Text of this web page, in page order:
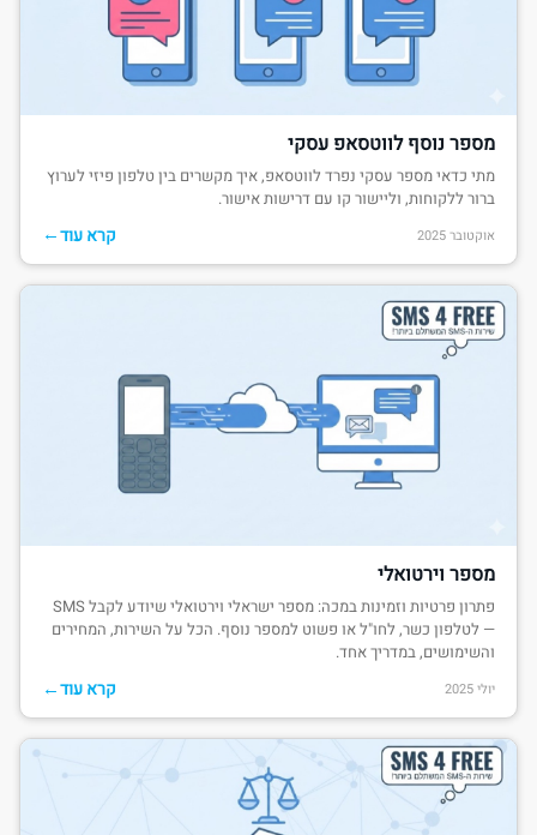
מספר נוסף לווטסאפ עסקי
מתי כדאי מספר עסקי נפרד לווטסאפ, איך מקשרים בין טלפון פיזי לערוץ
ברור ללקוחות, וליישור קו עם דרישות אישור.
אוקטובר 2025 קרא עוד←
מספר וירטואלי
פתרון פרטיות וזמינות במכה: מספר ישראלי וירטואלי שיודע לקבל SMS
— לטלפון כשר, לחו"ל או פשוט למספר נוסף. הכל על השירות, המחירים
והשימושים, במדריך אחד.
יולי 2025 קרא עוד←